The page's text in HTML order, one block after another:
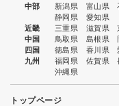
中部
新潟県 富山県
静岡県
愛知県
近畿
三重県 滋賀県
中国
鳥取県 島根県
四国
徳島県 香川県
九州
福岡県 佐賀県
沖縄県
トップページ